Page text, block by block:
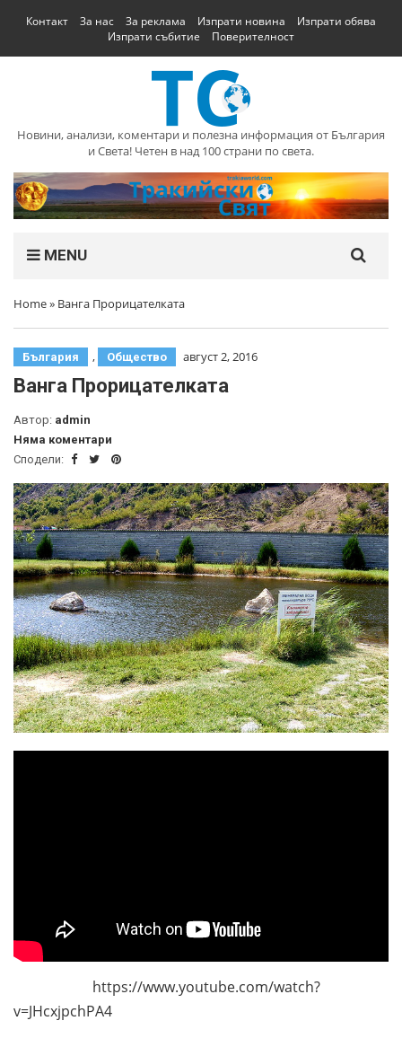
Контакт За нас За реклама Изпрати новина
Изпрати обява
Изпрати събитие
Поверителност
Новини, анализи, коментари и полезна информация от България
и Света! Четен в над 100 страни по света.
MENU
Home» Ванга Прорицателката
България , Общество август 2, 2016
Ванга Прорицателката
Автор: admin
Няма коментари
Сподели:
https://www.youtube.com/watch?
v=JHcxjpchPA4